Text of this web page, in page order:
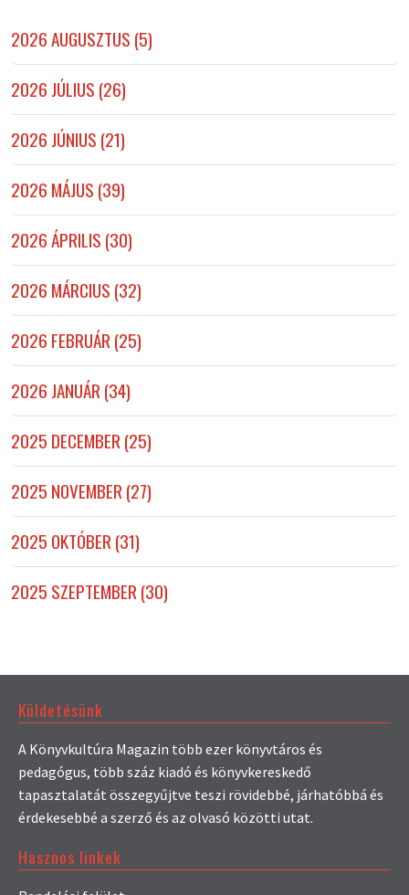
2026 AUGUSZTUS (5)
2026 JÚLIUS (26)
2026 JÚNIUS (21)
2026 MÁJUS (39)
2026 ÁPRILIS (30)
2026 MÁRCIUS (32)
2026 FEBRUÁR (25)
2026 JANUÁR (34)
2025 DECEMBER (25)
2025 NOVEMBER (27)
2025 OKTÓBER (31)
2025 SZEPTEMBER (30)
Küldetésünk
A Könyvkultúra Magazin több ezer könyvtáros és
pedagógus, több száz kiadó és könyvkereskedő
tapasztalatát összegyűjtve teszi rövidebbé, járhatóbbá és
érdekesebbé a szerző és az olvasó közötti utat.
Hasznos linkek